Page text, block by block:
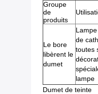
Groupe
de
produits
Le bore
libèrent le
dumet
de
toutes
lampe
Dumet de teinte